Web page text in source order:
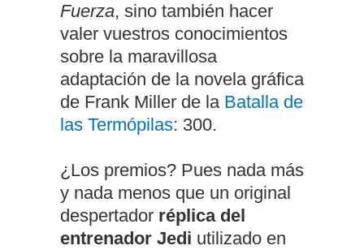
Fuerza, sino también hacer
valer vuestros conocimientos
sobre la maravillosa
adaptación de la novela gráfica
de Frank Miller de la Batalla de
las Termópilas: 300.
¿Los premios? Pues nada más
y nada menos que un original
despertador réplica del
entrenador Jedi utilizado en